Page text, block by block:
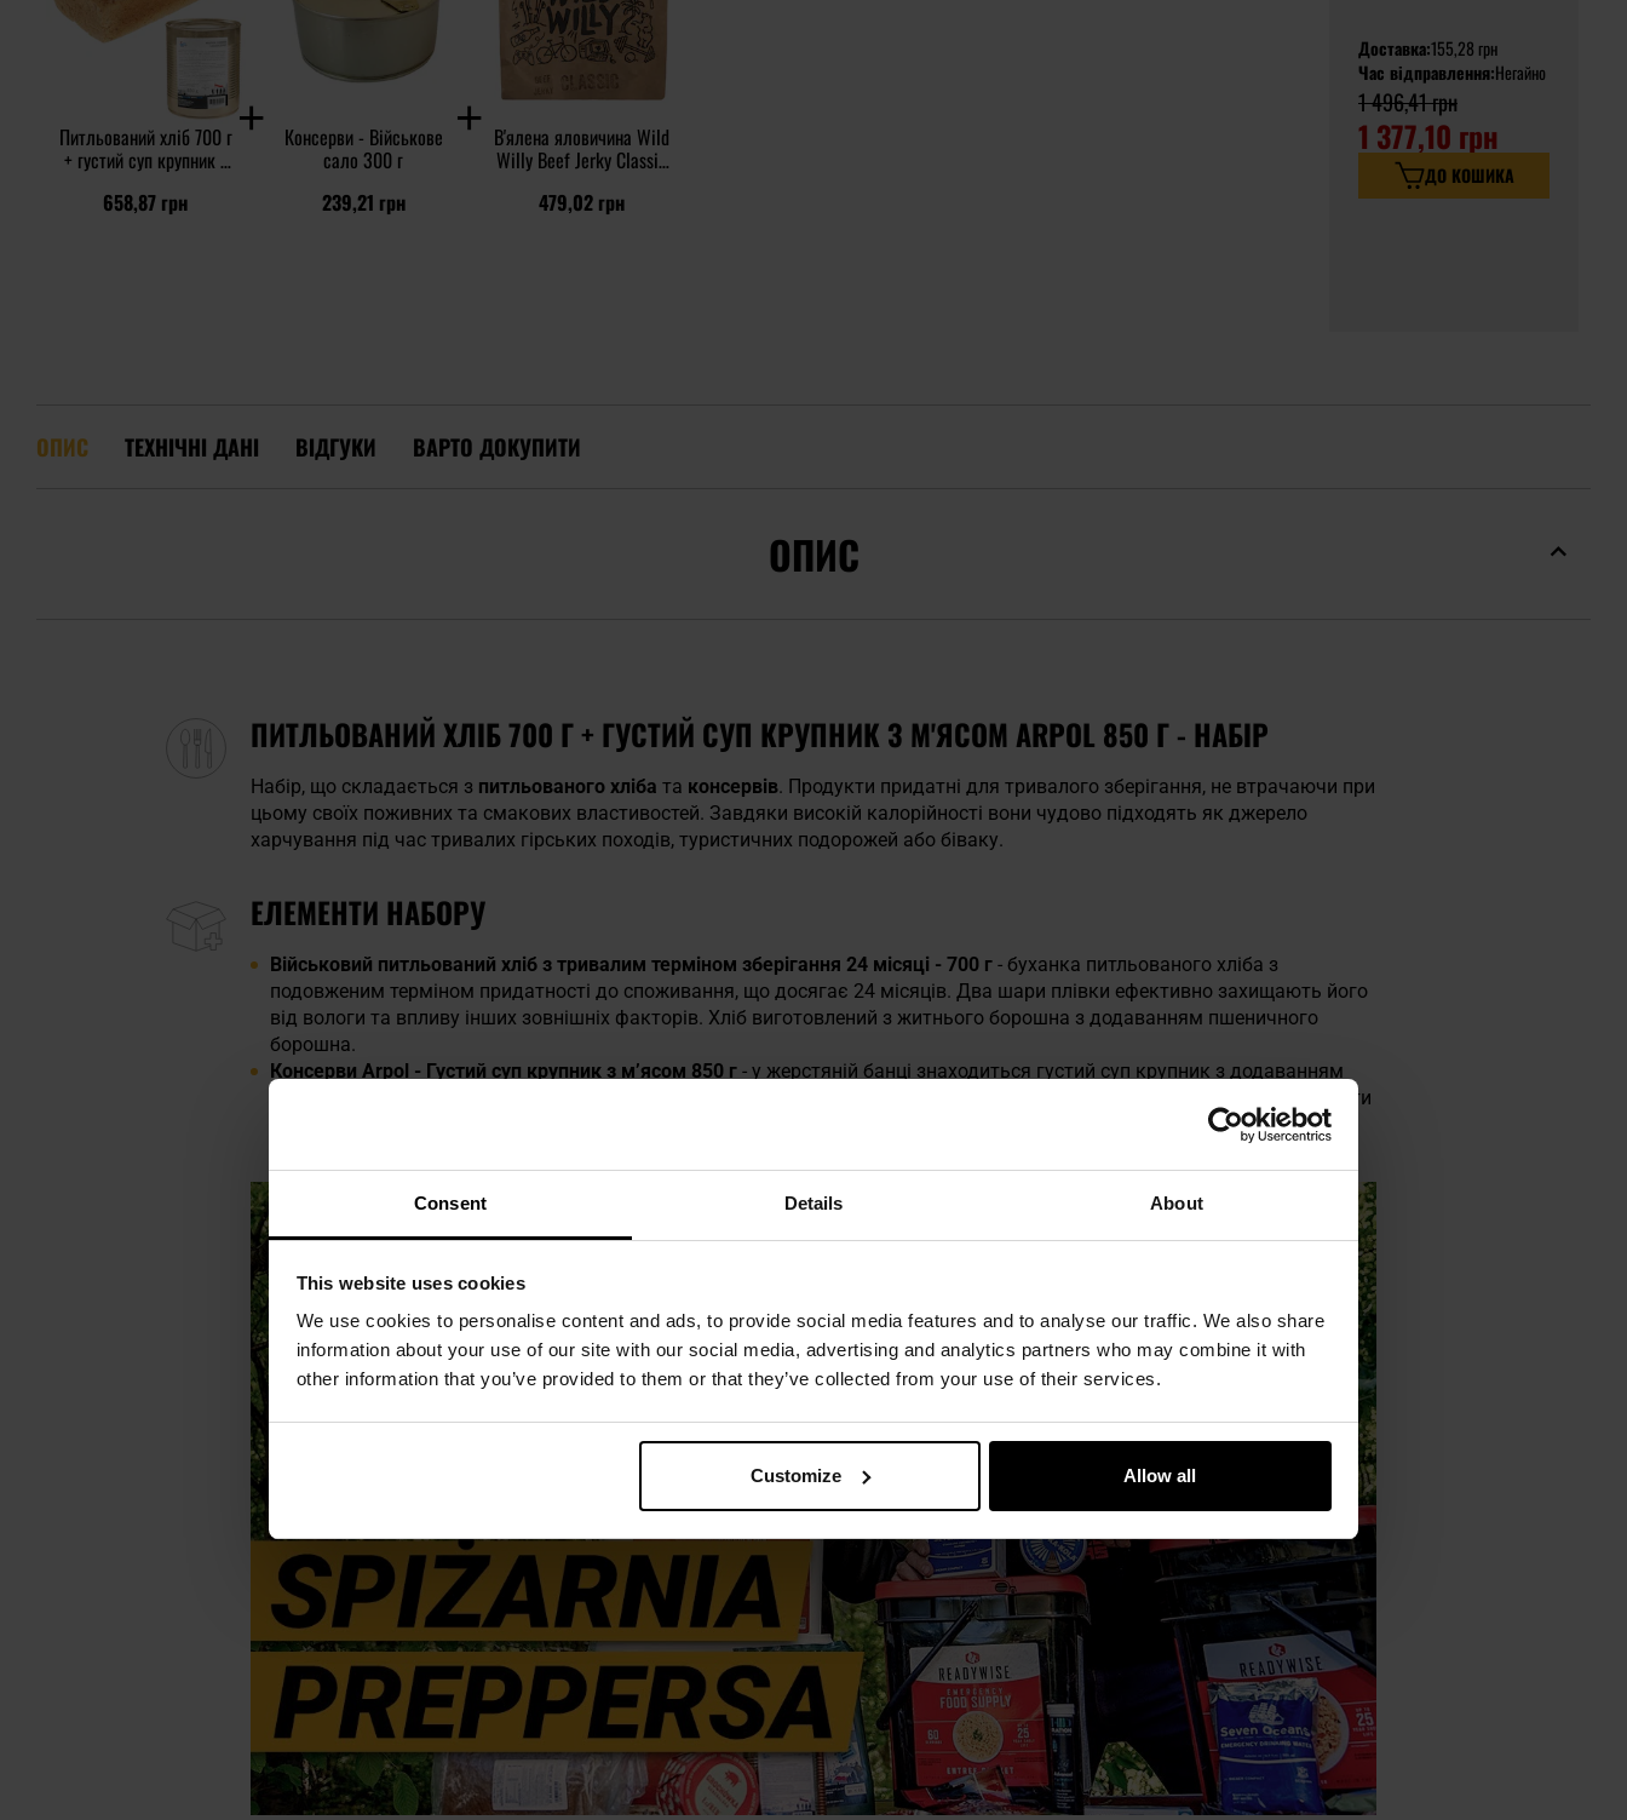
Consent Details About
This website uses cookies
We use cookies to personalise content and ads, to provide social media features and to analyse our traffic. We also share
information about your use of our site with our social media, advertising and analytics partners who may combine it with
other information that you’ve provided to them or that they’ve collected from your use of their services.
Customize Allow all
Питльований хліб 700 г
+ густий суп крупник з
набір
658,87 грн
Консерви - Військове
сало 300 г
239,21 грн
В'ялена яловичина Wild
Willy Beef Jerky Classic
479,02 грн
Доставка:155,28 грн
Час відправлення:Негайно
1 496,41 грн
1 377,10 грн
ДО КОШИКА
ОПИС ТЕХНІЧНІ ДАНІ ВІДГУКИ ВАРТО ДОКУПИТИ
ОПИС
ПИТЛЬОВАНИЙ ХЛІБ 700 Г + ГУСТИЙ СУП КРУПНИК З М'ЯСОМ ARPOL 850 Г - НАБІР
Набір, що складається з питльованого хліба та консервів. Продукти придатні для тривалого зберігання, не втрачаючи при
цьому своїх поживних та смакових властивостей. Завдяки високій калорійності вони чудово підходять як джерело
харчування під час тривалих гірських походів, туристичних подорожей або біваку.
ЕЛЕМЕНТИ НАБОРУ
Військовий питльований хліб з тривалим терміном зберігання 24 місяці - 700 г - буханка питльованого хліба з
подовженим терміном придатності до споживання, що досягає 24 місяців. Два шари плівки ефективно захищають його
від вологи та впливу інших зовнішніх факторів. Хліб виготовлений з житнього борошна з додаванням пшеничного
борошна.
Консерви Arpol - Густий суп крупник з м’ясом 850 г - у жерстяній банці знаходиться густий суп крупник з додаванням
джерелом енергії, яке охоче використовує людський організм. Варто запастися ним перед тим, як вирушати